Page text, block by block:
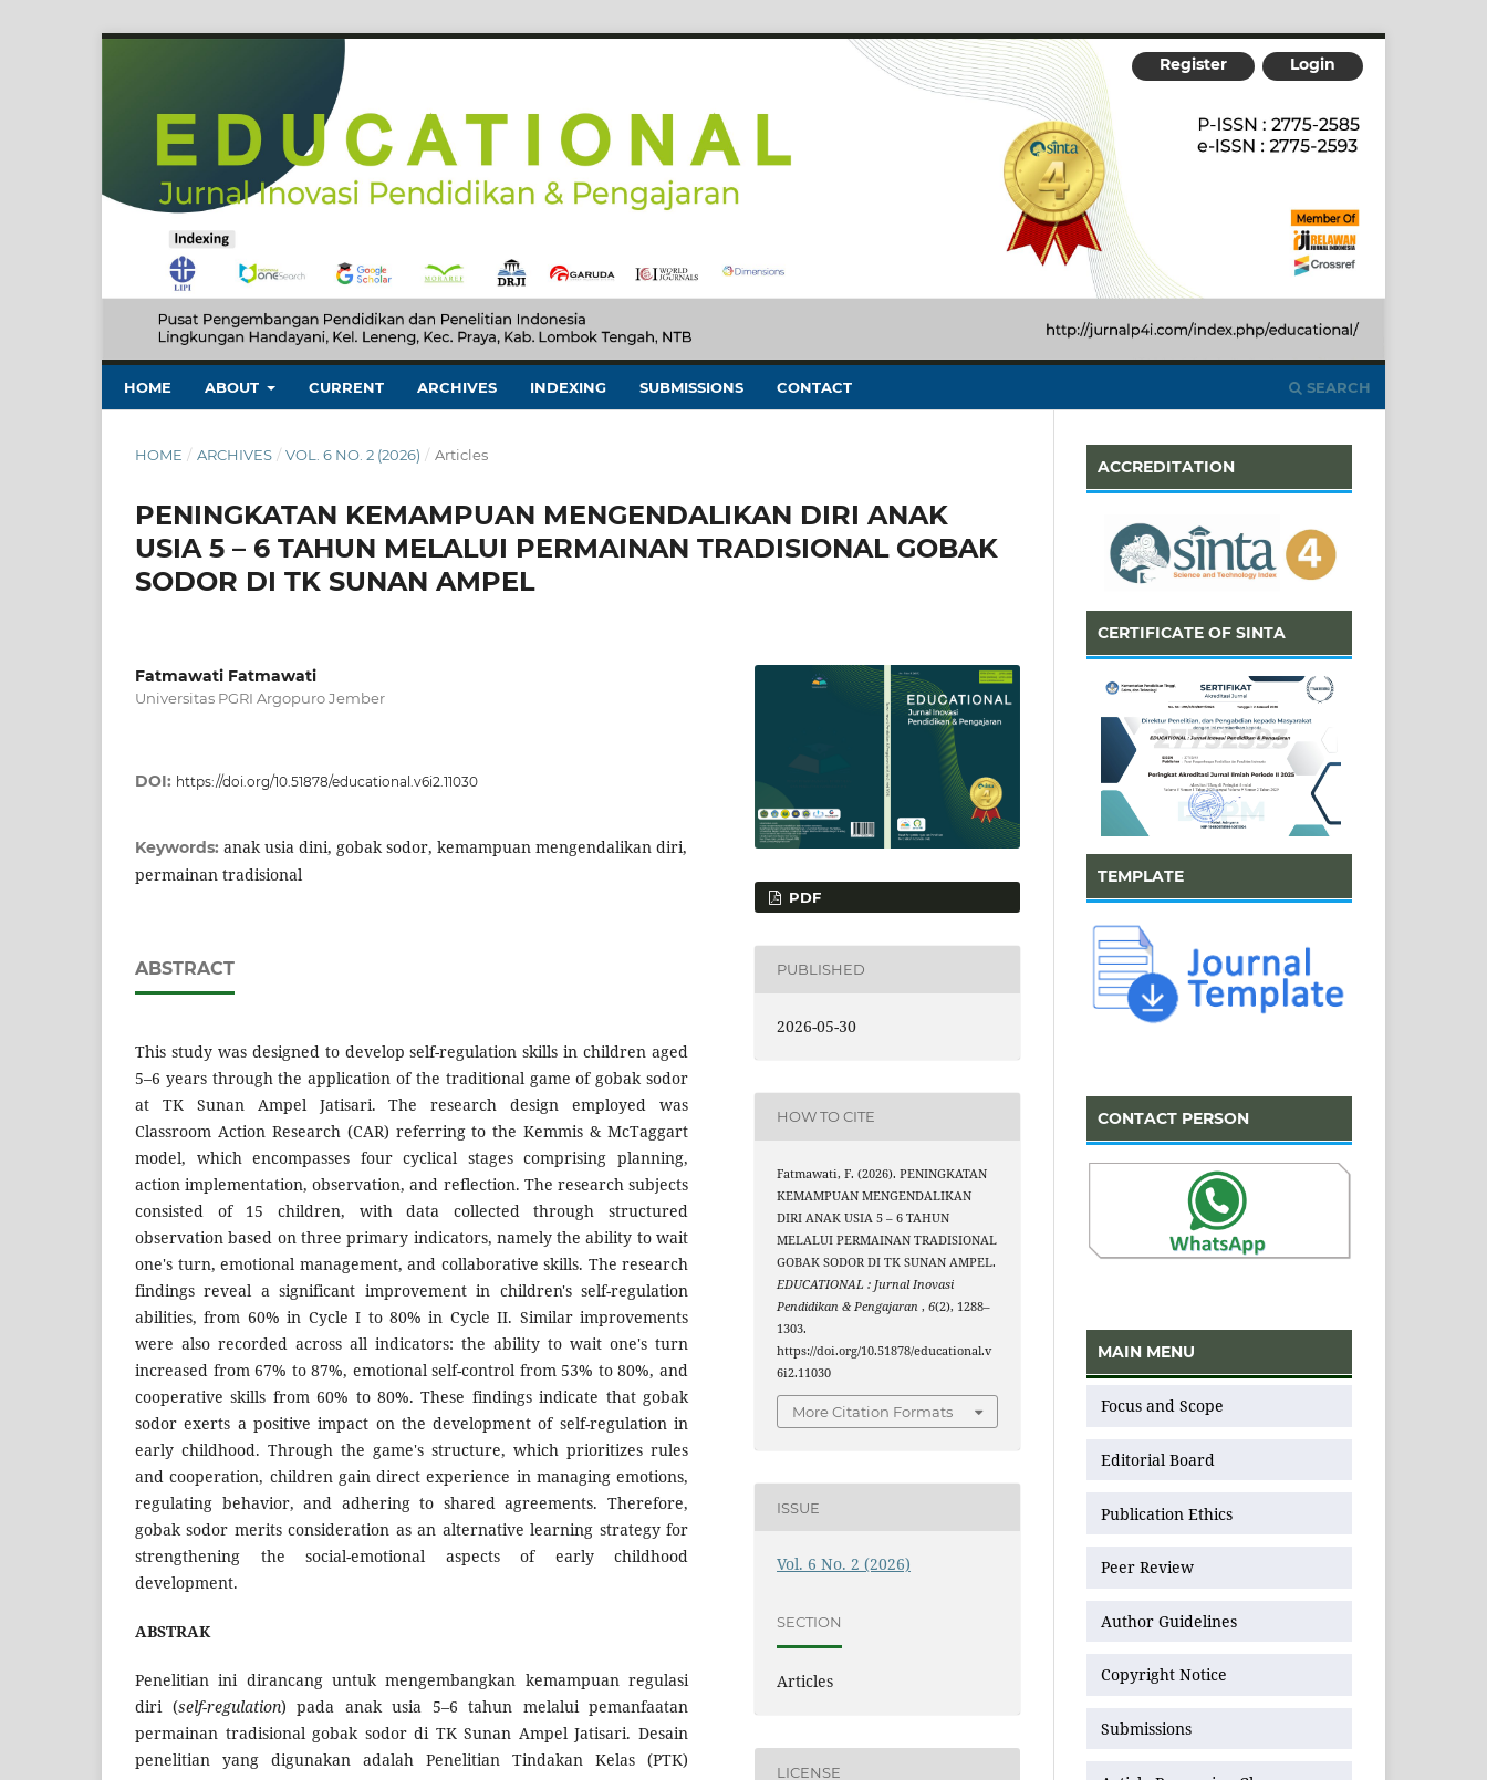
HOME ABOUT CURRENT ARCHIVES INDEXING SUBMISSIONS CONTACT SEARCH
Register Login
HOME / ARCHIVES / VOL. 6 NO. 2 (2026) / Articles
PENINGKATAN KEMAMPUAN MENGENDALIKAN DIRI ANAK
USIA 5 – 6 TAHUN MELALUI PERMAINAN TRADISIONAL GOBAK
SODOR DI TK SUNAN AMPEL
Fatmawati Fatmawati
Universitas PGRI Argopuro Jember
DOI: https://doi.org/10.51878/educational.v6i2.11030
Keywords: anak usia dini, gobak sodor, kemampuan mengendalikan diri,
permainan tradisional
ABSTRACT
This study was designed to develop self-regulation skills in children aged
5–6 years through the application of the traditional game of gobak sodor
at TK Sunan Ampel Jatisari. The research design employed was
Classroom Action Research (CAR) referring to the Kemmis & McTaggart
model, which encompasses four cyclical stages comprising planning,
action implementation, observation, and reflection. The research subjects
consisted of 15 children, with data collected through structured
observation based on three primary indicators, namely the ability to wait
one's turn, emotional management, and collaborative skills. The research
findings reveal a significant improvement in children's self-regulation
abilities, from 60% in Cycle I to 80% in Cycle II. Similar improvements
were also recorded across all indicators: the ability to wait one's turn
increased from 67% to 87%, emotional self-control from 53% to 80%, and
cooperative skills from 60% to 80%. These findings indicate that gobak
sodor exerts a positive impact on the development of self-regulation in
early childhood. Through the game's structure, which prioritizes rules
and cooperation, children gain direct experience in managing emotions,
regulating behavior, and adhering to shared agreements. Therefore,
gobak sodor merits consideration as an alternative learning strategy for
strengthening the social-emotional aspects of early childhood
development.
ABSTRAK
Penelitian ini dirancang untuk mengembangkan kemampuan regulasi
diri (self-regulation) pada anak usia 5–6 tahun melalui pemanfaatan
permainan tradisional gobak sodor di TK Sunan Ampel Jatisari. Desain
penelitian yang digunakan adalah Penelitian Tindakan Kelas (PTK)
PDF
PUBLISHED
2026-05-30
HOW TO CITE
Fatmawati, F. (2026). PENINGKATAN
KEMAMPUAN MENGENDALIKAN
DIRI ANAK USIA 5 – 6 TAHUN
MELALUI PERMAINAN TRADISIONAL
GOBAK SODOR DI TK SUNAN AMPEL.
EDUCATIONAL : Jurnal Inovasi
Pendidikan & Pengajaran,6(2), 1288–
1303.
https://doi.org/10.51878/educational.v
6i2.11030
More Citation Formats
ISSUE
Vol. 6 No. 2 (2026)
SECTION
Articles
LICENSE
ACCREDITATION
CERTIFICATE OF SINTA
TEMPLATE
CONTACT PERSON
MAIN MENU
Focus and Scope
Editorial Board
Publication Ethics
Peer Review
Author Guidelines
Copyright Notice
Submissions